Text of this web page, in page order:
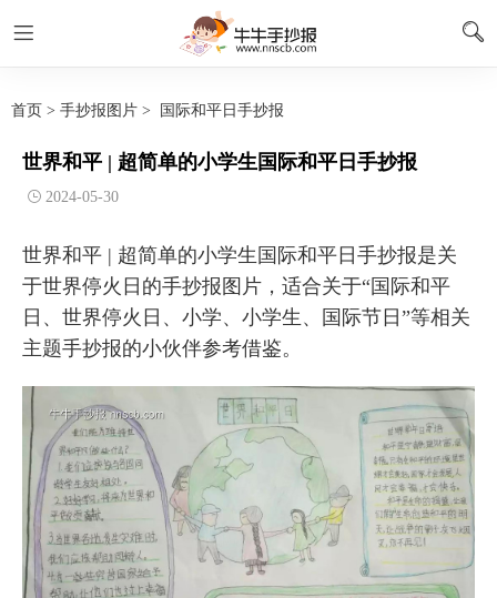
首页 > 手抄报图片 > 国际和平日手抄报
世界和平 | 超简单的小学生国际和平日手抄报
2024-05-30
世界和平 | 超简单的小学生国际和平日手抄报是关
于世界停火日的手抄报图片，适合关于“国际和平
日、世界停火日、小学、小学生、国际节日”等相关
主题手抄报的小伙伴参考借鉴。